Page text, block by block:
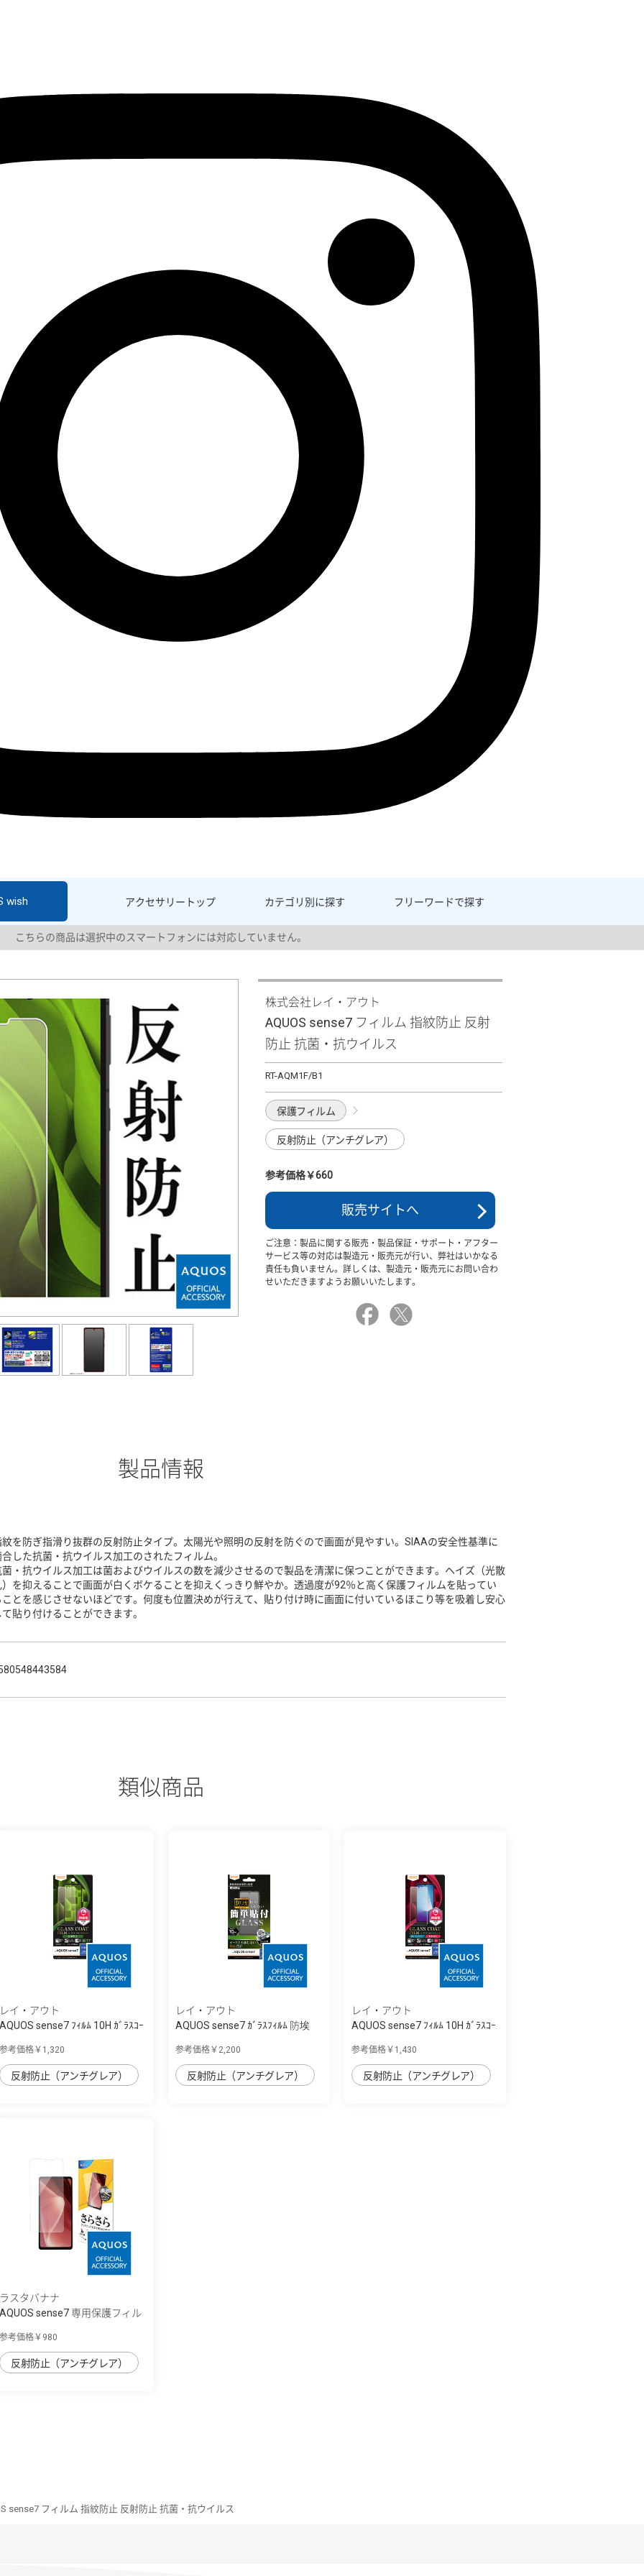
アクセサリー トップ カテゴリ別に探す フリーワードで探す
wish
こちらの商品は選択中のスマートフォンには対応していません。
株式会社レイ・アウト
AQUOS sense7 フィルム 指紋防止 反射
防止 抗菌・抗ウイルス
RT-AQM1F/B1
保護フィルム
反射防止（アンチグレア）
参考価格￥660
販売サイトへ
ご注意：製品に関する販売・製品保証・サポート・アフター
サービス等の対応は製造元・販売元が行い、弊社はいかなる
責任も負いません。詳しくは、製造元・販売元にお問い合わ
せいただきますようお願いいたします。
製品情報
紋を防ぎ指滑り抜群の反射防止タイプ。太陽光や照明の反射を防ぐので画面が見やすい。SIAAの安全性基準に
合した抗菌・抗ウイルス加工のされたフィルム。
菌・抗ウイルス加工は菌およびウイルスの数を減少させるので製品を清潔に保つことができます。ヘイズ（光散
）を抑えることで画面が白くボケることを抑えくっきり鮮やか。透過度が92％と高く保護フィルムを貼ってい
ことを感じさせないほどです。何度も位置決めが行えて、貼り付け時に画面に付いているほこり等を吸着し安心
貼り付けることができます。
類似商品
レイ・アウト
AQUOS sense7 ﾌｨﾙﾑ 10H ｶﾞﾗｽｺｰ
参考価格￥1,320
反射防止（アンチグレア）
レイ・アウト
AQUOS sense7 ｶﾞﾗｽﾌｨﾙﾑ 防埃
参考価格￥2,200
反射防止（アンチグレア）
レイ・アウト
AQUOS sense7 ﾌｨﾙﾑ 10H ｶﾞﾗｽｺｰ
参考価格￥1,430
反射防止（アンチグレア）
ラスタバナナ
AQUOS sense7 専用保護フィル
参考価格￥980
反射防止（アンチグレア）
sense7 フィルム 指紋防止 反射防止 抗菌・抗ウイルス